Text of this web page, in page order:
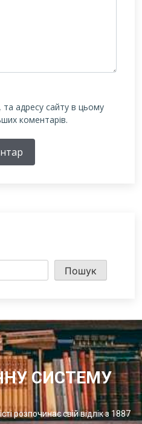
адресу сайту в цьому
коментарів.
Пошук
СИСТЕМУ
розпочинає свій відлік з 1887